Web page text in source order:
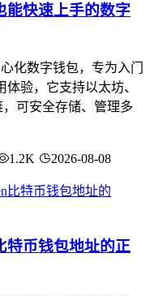
能快速上手的数字
化数字钱包，专为入门
验，它支持以太坊、
，可安全存储、管理多
1.2K 2026-08-08
特币钱包地址的正